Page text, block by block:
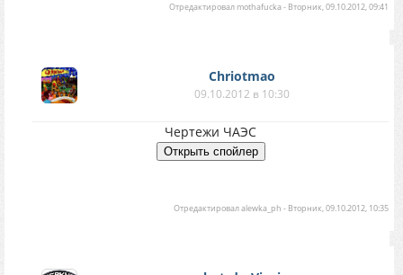
Отредактировал mothafucka- Вторник, 09.10.2012, 09:41
Chriotmao
09.10.2012 в 10:30
Чертежи ЧАЭС
Отредактировалalewka_ph - Вторник, 09.10.2012, 10:35